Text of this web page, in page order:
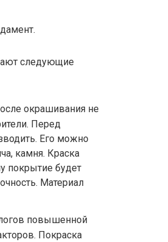
следующие
окрашивания не
Перед
Его можно
камня. Краска
покрытие будет
Материал
повышенной
Покраска